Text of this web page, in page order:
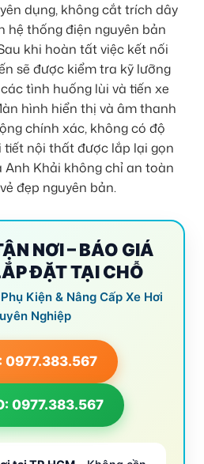
dụng, không cắt trích dây
hệ thống điện nguyên bản
khi hoàn tất việc kết nối
sẽ được kiểm tra kỹ lưỡng
tình huống lùi và tiến xe
hình hiển thị và âm thanh
chính xác, không có độ
tiết nội thất được lắp lại gọn
Anh Khải không chỉ an toàn
đẹp nguyên bản.
NƠI – BÁO GIÁ
ĐẶT TẠI CHỖ
Kiện & Nâng Cấp Xe Hơi
Nghiệp
0977.383.567
0977.383.567